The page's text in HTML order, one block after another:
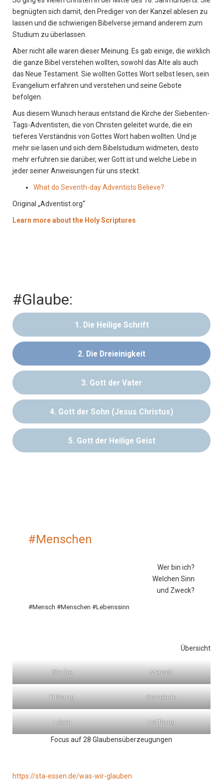
begnügten sich damit, den Prediger von der Kanzel ablesen zu
lassen und die schwierigen Bibelverse jemand anderem zum
Studium zu überlassen.
Aber nicht alle waren dieser Meinung. Es gab einige, die wirklich
die ganze Bibel verstehen wollten, sowohl das Alte als auch
das Neue Testament. Sie wollten Gottes Wort selbst lesen, sein
Evangelium erfahren und verstehen und seine Gebote
befolgen.
Aus diesem Wunsch heraus entstand die Kirche der Siebenten-
Tags-Adventisten, die von Christen geleitet wurde, die ein
tieferes Verständnis von Gottes Wort haben wollten. Und je
mehr sie lasen und sich dem Bibelstudium widmeten, desto
mehr erfuhren sie darüber, wer Gott ist und welche Liebe in
jeder seiner Anweisungen für uns steckt.
What do Seventh-day Adventists Believe?
Original „Adventist.org“
Learn more about the Holy Scriptures
#Glaube:
1. Die Heilige Schrift
2. Die Dreieinigkeit
3. Gott der Vater
4. Gott der Sohn (Jesus Christus)
5. Gott der Heilige Geist
#Menschen
Wer bin ich?
Welchen Sinn
und Zweck?
#Mensch #Menschen #Lebenssinn
Übersicht
Glaube Mensch
Erlösung Gemeinde
Leben Hoffnung
Focus auf 28 Glaubensüberzeugungen
https://sta-essen.de/was-wir-glauben